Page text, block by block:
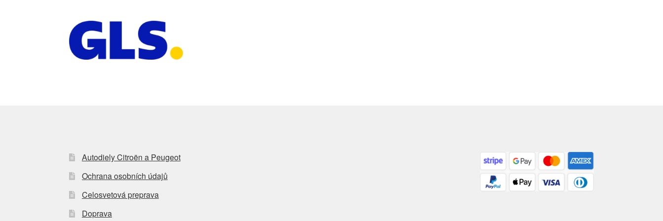
Autodiely Citroën a Peugeot
Ochrana osobních údajů
Celosvetová preprava
Doprava